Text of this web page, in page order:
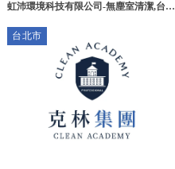
虹沛環境科技有限公司-無塵室清潔,台中
台北市